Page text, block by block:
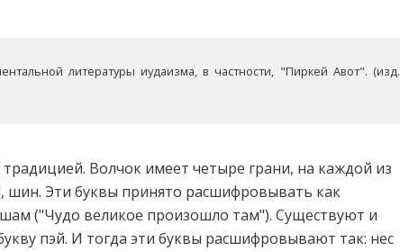
литературы иудаизма, в частности, "Пиркей Авот". (изд.
Волчок имеет четыре грани, на каждой из
шин. Эти буквы принято расшифровывать как
шам ("Чудо великое произошло там"). Существуют и
пэй. И тогда эти буквы расшифровывают так: нес